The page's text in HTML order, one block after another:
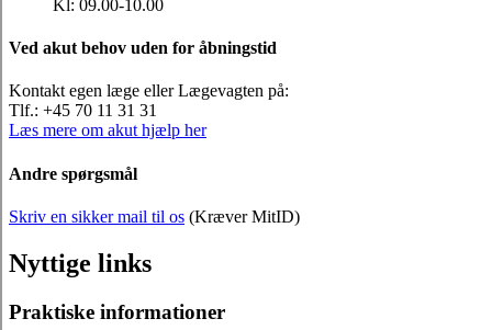
Kl: 09.00-10.00
Ved akut behov uden for åbningstid
Kontakt egen læge eller Lægevagten på:
Tlf.: +45 70 11 31 31
Læs mere om akut hjælp her
Andre spørgsmål
Skriv en sikker mail til os (Kræver MitID)
Nyttige links
Praktiske informationer